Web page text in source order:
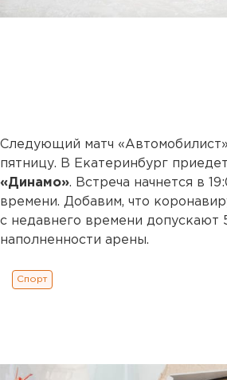
Следующий матч
пятницу. В Екатеринбург приедет
«Динамо». Встреча начнется в
времени. Добавим, что
с недавнего времени допускают
наполненности арены.
Спорт